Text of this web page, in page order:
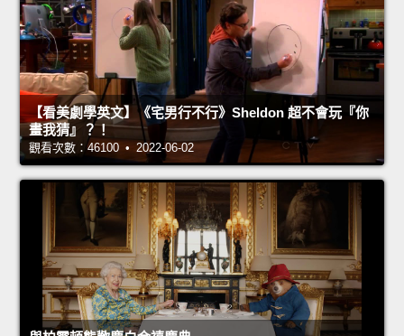
【看美劇學英文】《宅男行不行》Sheldon 超不會玩『你
畫我猜』？！
觀看次數：46100 • 2022-06-02